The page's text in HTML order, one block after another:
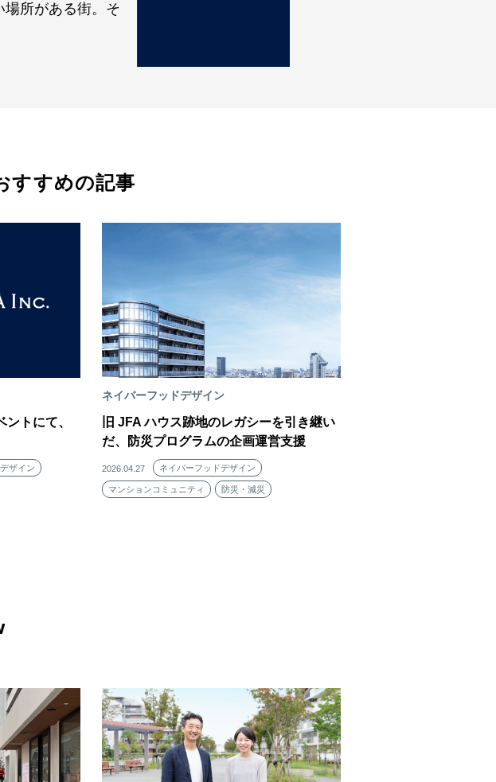
所がある街。そ
すすめの記事
トにて、
ザイン
ネイバーフッドデザイン
旧 JFA ハウス跡地のレガシーを引き継い
だ、防災プログラムの企画運営支援
2026.04.27 ネイバーフッドデザイン
マンションコミュニティ 防災・減災